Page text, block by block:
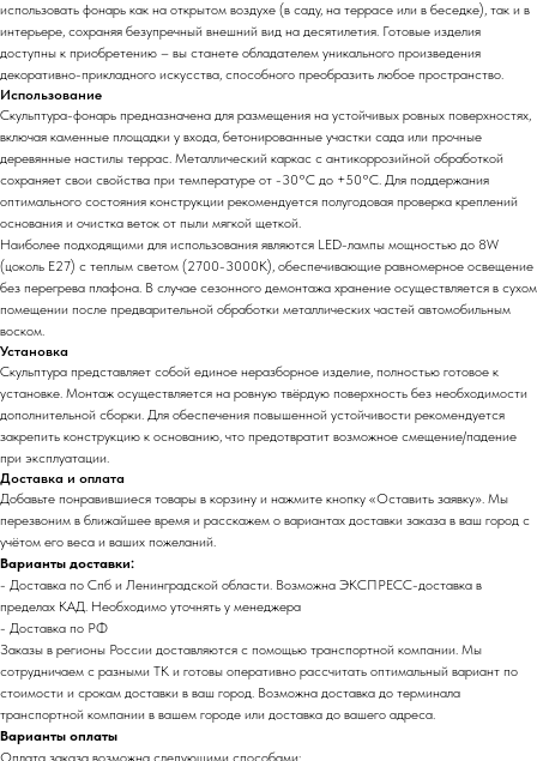
использовать фонарь как на открытом воздухе (в саду, на террасе или в беседке), так и в
интерьере, сохраняя безупречный внешний вид на десятилетия. Готовые изделия
доступны к приобретению – вы станете обладателем уникального произведения
декоративно-прикладного искусства, способного преобразить любое пространство.
Использование
Скульптура-фонарь предназначена для размещения на устойчивых ровных поверхностях,
включая каменные площадки у входа, бетонированные участки сада или прочные
деревянные настилы террас. Металлический каркас с антикоррозийной обработкой
сохраняет свои свойства при температуре от -30°С до +50°С. Для поддержания
оптимального состояния конструкции рекомендуется полугодовая проверка креплений
основания и очистка веток от пыли мягкой щеткой.
Наиболее подходящими для использования являются LED-лампы мощностью до 8W
(цоколь E27) с теплым светом (2700-3000K), обеспечивающие равномерное освещение
без перегрева плафона. В случае сезонного демонтажа хранение осуществляется в сухом
помещении после предварительной обработки металлических частей автомобильным
воском.
Установка
Скульптура представляет собой единое неразборное изделие, полностью готовое к
установке. Монтаж осуществляется на ровную твёрдую поверхность без необходимости
дополнительной сборки. Для обеспечения повышенной устойчивости рекомендуется
закрепить конструкцию к основанию, что предотвратит возможное смещение/падение
при эксплуатации.
Доставка и оплата
Добавьте понравившиеся товары в корзину и нажмите кнопку «Оставить заявку». Мы
перезвоним в ближайшее время и расскажем о вариантах доставки заказа в ваш город с
учётом его веса и ваших пожеланий.
Варианты доставки:
- Доставка по Спб и Ленинградской области. Возможна ЭКСПРЕСС-доставка в
пределах КАД. Необходимо уточнять у менеджера
- Доставка по РФ
Заказы в регионы России доставляются с помощью транспортной компании. Мы
сотрудничаем с разными ТК и готовы оперативно рассчитать оптимальный вариант по
стоимости и срокам доставки в ваш город. Возможна доставка до терминала
транспортной компании в вашем городе или доставка до вашего адреса.
Варианты оплаты
Оплата заказа возможна следующими способами: